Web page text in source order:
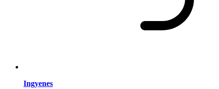
Ingyenes